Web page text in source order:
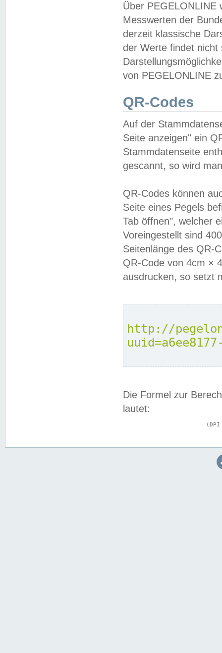
Über PEGELONLINE
Messwerten der
derzeit klassische
der Werte findet
von PEGELONLINE
QR-Codes
Auf der
Seite anzeigen" ein
Stammdatenseite
gescannt, so wird
QR-Codes können
Seite eines Pegels
Tab öffnen", welcher
Voreingestellt sind
Seitenlänge des QR-
QR-Code von 4cm ×
ausdrucken, so setzt
http://
Die Formel zur
lautet: